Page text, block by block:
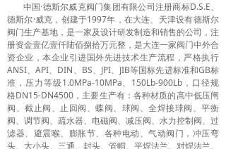
中国·德斯尔威克阀门集团有限公司注册商标D.S.E、
德斯尔·威克，创建于1997年，在大连、天津设有德斯尔
阀门生产基地，是一家及设计研发制造和销售的公司，注
册资金壹亿壹仟陆佰捌拾万元整，是大连一家阀门中外合
资企业，本企业引进国外先进技术生产流程，严格执行
ANSI、API、DIN、BS、JPI、JIB等国标先进标准和GB标
准，压力等级1.0MPa-10MPa、150Lb-900Lb，口径规
格DN15-DN4500，主要生产有：各种材质的高中低压闸
阀、截止阀、止回阀、蝶阀、球阀、全焊接球阀、平衡
阀、调节阀、疏水器、电磁阀、减压阀、水力控制阀、过
滤器、避震喉、膨胀节、各种电动、气动阀门，冲压弯
头、大小头、三通、封头、管帽、平焊法兰、对焊法兰、